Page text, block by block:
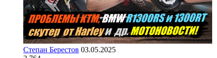
Степан Берестов 03.05.2025